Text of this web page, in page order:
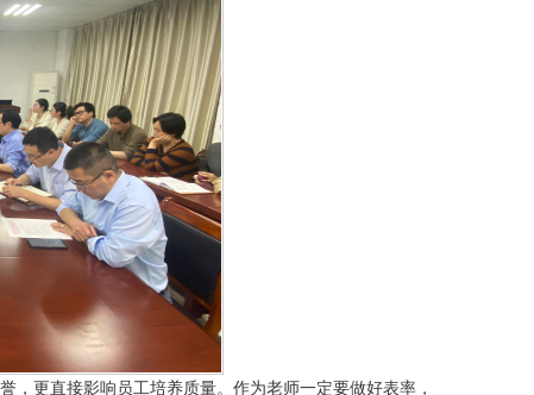
更直接影响员工培养质量。作为老师一定要做好表率，